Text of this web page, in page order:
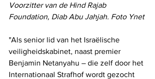
Voorzitter van de Hind Rajab
Foundation, Diab Abu Jahjah. Foto Ynet
"Als senior lid van het Israëlische
veiligheidskabinet, naast premier
Benjamin Netanyahu – die zelf door het
Internationaal Strafhof wordt gezocht